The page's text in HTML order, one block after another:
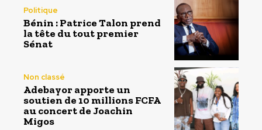
Politique
Bénin : Patrice Talon prend
la tête du tout premier
Sénat
Non classé
Adebayor apporte un
soutien de 10 millions FCFA
au concert de Joachin
Migos